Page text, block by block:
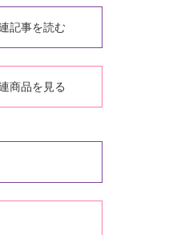
記事を読む
商品を見る